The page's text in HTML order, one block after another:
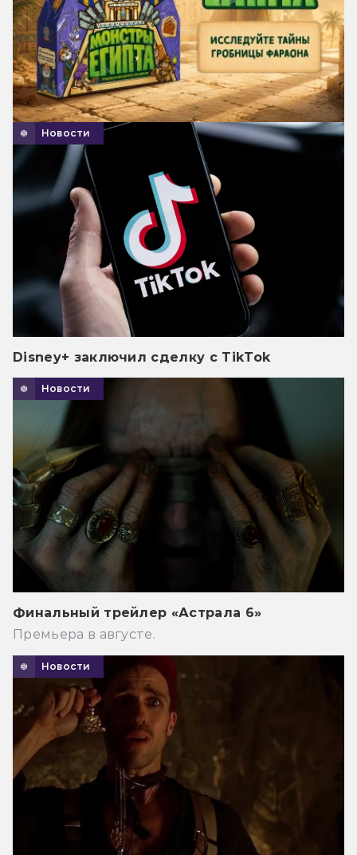
Новости
Disney+ заключил сделку с TikTok
Новости
Финальный трейлер «Астрала 6»
Премьера в августе.
Новости